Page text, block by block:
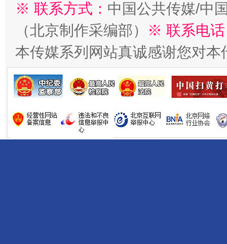
揭批美国五大"原罪" "炒
※ 联系方式： 中国公共传媒/中
（北京制作采编部）
※ 联系电
本传媒系列网站真诚感谢您对